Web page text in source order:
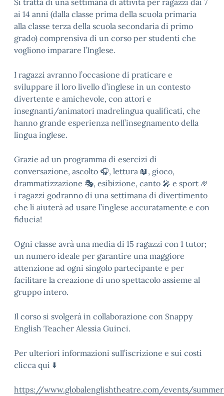
Si tratta di una settimana di attività per ragazzi dai 7
ai 14 anni (dalla classe prima della scuola primaria
alla classe terza della scuola secondaria di primo
grado) comprensiva di un corso per studenti che
vogliono imparare l’Inglese.
I ragazzi avranno l’occasione di praticare e
sviluppare il loro livello d’inglese in un contesto
divertente e amichevole, con attori e
insegnanti/animatori madrelingua qualificati, che
hanno grande esperienza nell’insegnamento della
lingua inglese.
Grazie ad un programma di esercizi di
conversazione, ascolto 🎧, lettura 📖, gioco,
drammatizzazione 🎭, esibizione, canto 🎤 e sport 🏈
i ragazzi godranno di una settimana di divertimento
che li aiuterà ad usare l’inglese accuratamente e con
fiducia!
Ogni classe avrà una media di 15 ragazzi con 1 tutor;
un numero ideale per garantire una maggiore
attenzione ad ogni singolo partecipante e per
facilitare la creazione di uno spettacolo assieme al
gruppo intero.
Il corso si svolgerà in collaborazione con Snappy
English Teacher Alessia Guinci.
Per ulteriori informazioni sull’iscrizione e sui costi
clicca qui ⬇️
https://www.globalenglishtheatre.com/events/